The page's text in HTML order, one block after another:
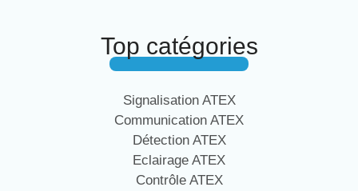
Top catégories
Signalisation ATEX
Communication ATEX
Détection ATEX
Eclairage ATEX
Contrôle ATEX